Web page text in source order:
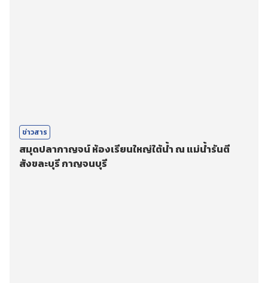
ข่าวสาร
สมุดปลากาญจน์ ห้องเรียนใหญ่ใต้น้ำ ณ แม่น้ำรันตี
สังขละบุรี กาญจนบุรี